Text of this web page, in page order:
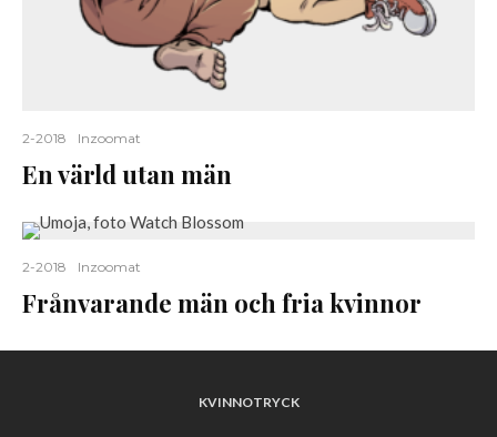
2-2018 Inzoomat
En värld utan män
2-2018 Inzoomat
Frånvarande män och fria kvinnor
KVINNOTRYCK